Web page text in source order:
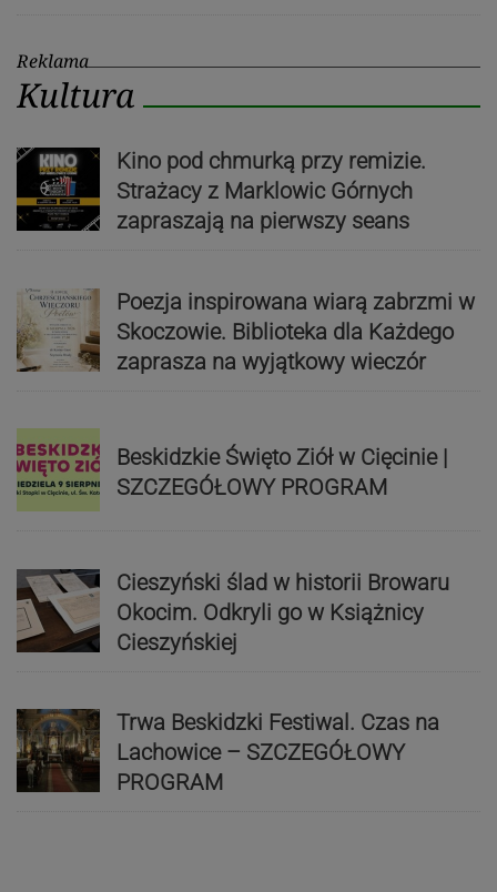
Reklama
Kultura
Kino pod chmurką przy remizie.
Strażacy z Marklowic Górnych
zapraszają na pierwszy seans
Poezja inspirowana wiarą zabrzmi w
Skoczowie. Biblioteka dla Każdego
zaprasza na wyjątkowy wieczór
Beskidzkie Święto Ziół w Cięcinie |
SZCZEGÓŁOWY PROGRAM
Cieszyński ślad w historii Browaru
Okocim. Odkryli go w Książnicy
Cieszyńskiej
Trwa Beskidzki Festiwal. Czas na
Lachowice – SZCZEGÓŁOWY
PROGRAM